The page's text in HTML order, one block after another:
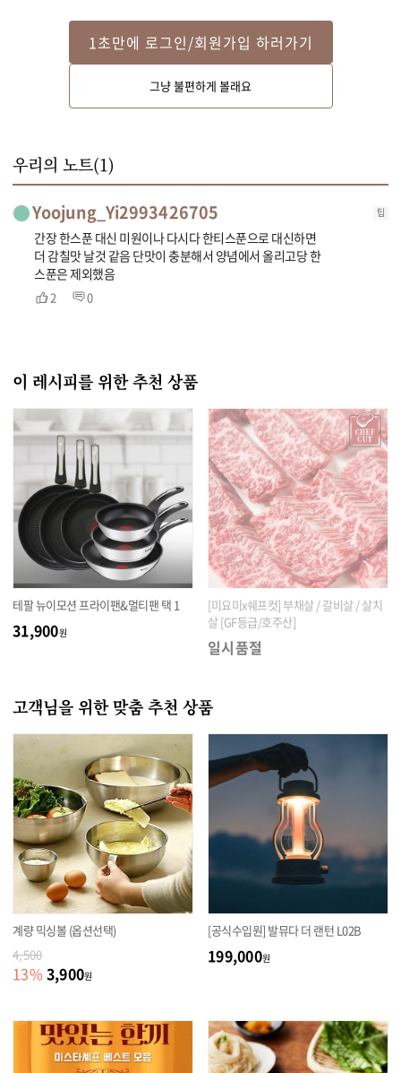
견과류는 굵게 다져 준비해주세요.
1초만에 로그인/회원가입 하러가기
그냥 불편하게 볼래요
우리의 노트(1)
Yoojung_Yi2993426705 팁
간장 한스푼 대신 미원이나 다시다 한티스푼으로 대신하면
더 감칠맛 날것 같음 단맛이 충분해서 양념에서 올리고당 한
스푼은 제외했음
2 0
이 레시피를 위한 추천 상품
테팔 뉴이모션 프라이팬&멀티팬 택 1
31,900원
[미요미x쉐프컷] 부채살 / 갈비살 / 살치
살 [GF등급/호주산]
일시품절
고객님을 위한 맞춤 추천 상품
계량 믹싱볼 (옵션선택)
4,500
13% 3,900원
[공식수입원] 발뮤다 더 랜턴 L02B
199,000원